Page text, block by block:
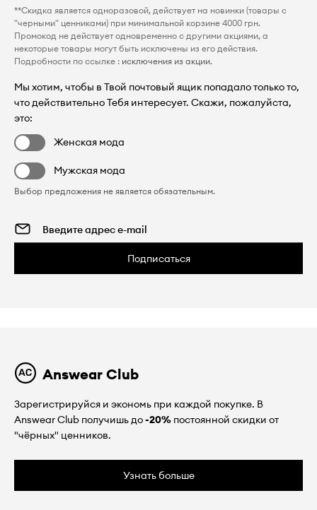
**Скидка является одноразовой, действует на новинки (товары с
"черными" ценниками) при минимальной корзине 4000 грн.
Промокод не действует одновременно с другими акциями, а
некоторые товары могут быть исключены из его действия.
Подробности по ссылке : исключения из акции.
Мы хотим, чтобы в Твой почтовый ящик попадало только то,
что действительно Тебя интересует. Скажи, пожалуйста,
это:
Женская мода
Мужская мода
Выбор предложения не является обязательным.
Подписаться
Answear Club
Зарегистрируйся и экономь при каждой покупке. В
Answear Club получишь до-20% постоянной скидки от
"чёрных" ценников.
Узнать больше